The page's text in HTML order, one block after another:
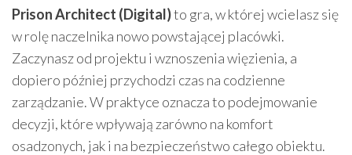
Prison Architect (Digital)to gra, w której wcielasz się
w rolę naczelnika nowo powstającej placówki.
Zaczynasz od projektu i wznoszenia więzienia, a
dopiero później przychodzi czas na codzienne
zarządzanie. W praktyce oznacza to podejmowanie
decyzji, które wpływają zarówno na komfort
osadzonych, jak i na bezpieczeństwo całego obiektu.